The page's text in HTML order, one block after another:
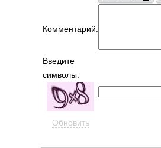
Комментарий:
Введите
символы:
Обновить